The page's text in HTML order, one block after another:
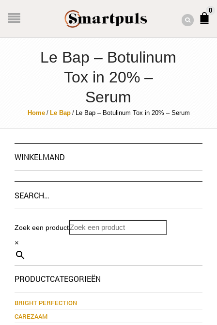
0
Le Bap – Botulinum
Tox in 20% –
Serum
Home / Le Bap / Le Bap – Botulinum Tox in 20% – Serum
WINKELMAND
SEARCH…
Zoek een product
×
PRODUCTCATEGORIEËN
BRIGHT PERFECTION
CAREZAAM